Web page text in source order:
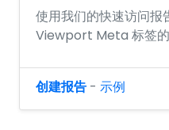
使用我们的快速访问报
Viewport Meta 标签的
创建报告 - 示例